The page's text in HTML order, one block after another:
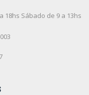
18hs Sábado de 9 a 13hs